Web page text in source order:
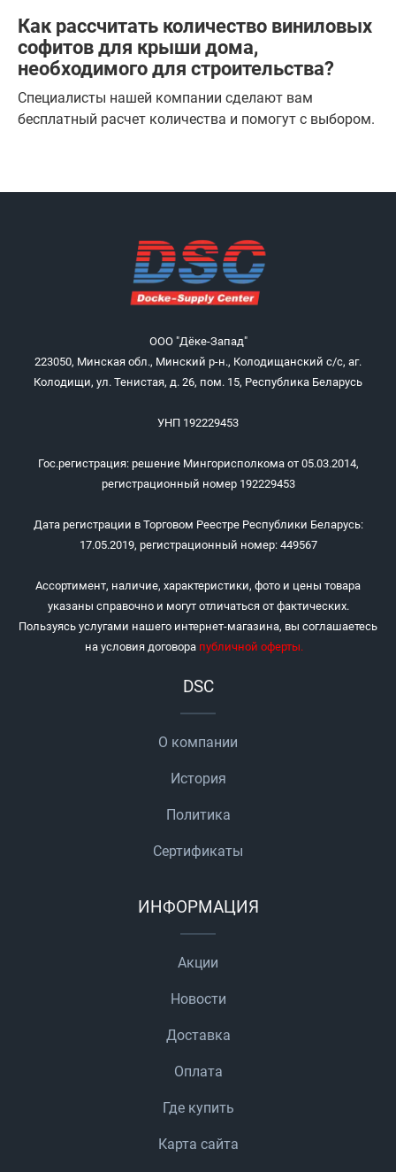
Как рассчитать количество виниловых
софитов для крыши дома,
необходимого для строительства?
Специалисты нашей компании сделают вам
бесплатный расчет количества и помогут с выбором.
ООО "Дёке-Запад"
223050, Минская обл., Минский р-н., Колодищанский с/с, аг.
Колодищи, ул. Тенистая, д. 26, пом. 15, Республика Беларусь
УНП 192229453
Гос.регистрация: решение Мингорисполкома от 05.03.2014,
регистрационный номер 192229453
Дата регистрации в Торговом Реестре Республики Беларусь:
17.05.2019, регистрационный номер: 449567
Ассортимент, наличие, характеристики, фото и цены товара
указаны справочно и могут отличаться от фактических.
Пользуясь услугами нашего интернет-магазина, вы соглашаетесь
на условия договора публичной оферты.
DSC
О компании
История
Политика
Сертификаты
ИНФОРМАЦИЯ
Акции
Новости
Доставка
Оплата
Где купить
Карта сайта